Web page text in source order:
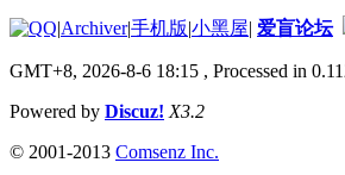
|Archiver|手机版|小黑屋| 爱盲论坛
GMT+8, 2026-8-6 18:15 , Processed in
Powered by Discuz! X3.2
© 2001-2013 Comsenz Inc.